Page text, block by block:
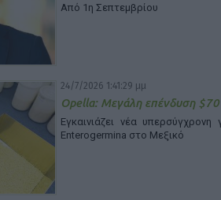
Από 1η Σεπτεμβρίου
24/7/2026 1:41:29 μμ
Opella: Μεγάλη επένδυση $70
Εγκαινιάζει νέα
Enterogermina στο Μεξικό